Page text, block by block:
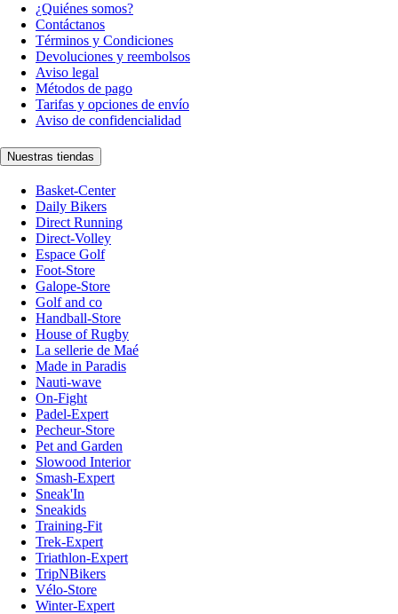
¿Quiénes somos?
Contáctanos
Términos y Condiciones
Devoluciones y reembolsos
Aviso legal
Métodos de pago
Tarifas y opciones de envío
Aviso de confidencialidad
Nuestras tiendas
Basket-Center
Daily Bikers
Direct Running
Direct-Volley
Espace Golf
Foot-Store
Galope-Store
Golf and co
Handball-Store
House of Rugby
La sellerie de Maé
Made in Paradis
Nauti-wave
On-Fight
Padel-Expert
Pecheur-Store
Pet and Garden
Slowood Interior
Smash-Expert
Sneak'In
Sneakids
Training-Fit
Trek-Expert
Triathlon-Expert
TripNBikers
Vélo-Store
Winter-Expert